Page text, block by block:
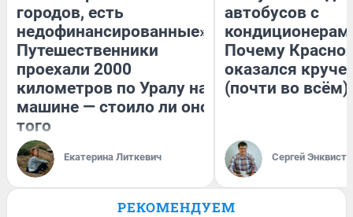
городов, есть
недофинансированные».
Путешественники
проехали 2000
километров по Уралу на
машине — стоило ли оно
того
Екатерина Литкевич
автобусов с
Почему
оказался
(почти во всём)
Сергей Энквист
РЕКОМЕНДУЕМ